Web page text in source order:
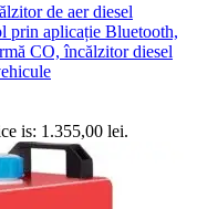
de aer diesel
prin aplicație Bluetooth,
CO, încălzitor diesel
is: 1.355,00 lei.